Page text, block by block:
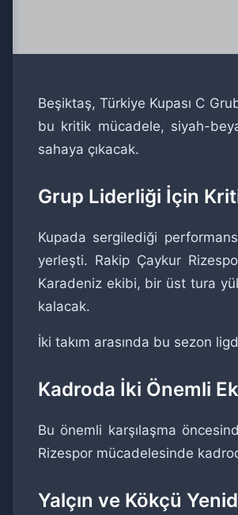
Beşiktaş, Türkiye Kupası C
bu kritik mücadele, siyah-
sahaya çıkacak.
Grup Liderliği İçin
Kupada sergilediği
yerleşti. Rakip Çaykur
Karadeniz ekibi, bir üst tura
kalacak.
İki takım arasında bu sezon
Kadroda İki Önemli
Bu önemli karşılaşma
Rizespor mücadelesinde
Yalçın ve Kökçü